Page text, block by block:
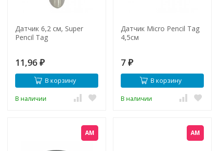
Датчик 6,2 см, Super
Pencil Tag
11,96 ₽
В корзину
В наличии
Датчик Micro Pencil Tag
4,5см
7 ₽
В корзину
В наличии
АМ АМ